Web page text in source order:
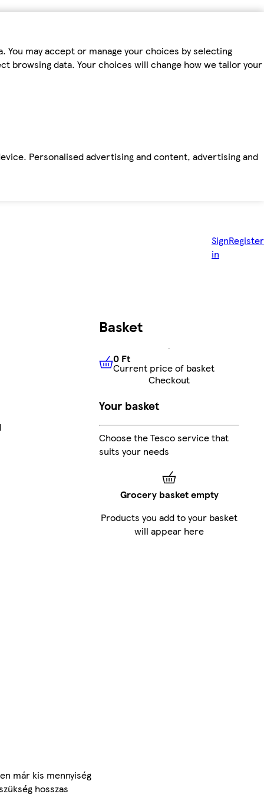
may accept or manage your choices by selecting
browsing data. Your choices will change how we tailor your
Personalised advertising and content, advertising and
Sign
in
Register
már kis mennyiség
hosszas
Basket
0 FtCurrent price of basket
0 Ft
Current price of basket
Checkout
Your basket
Choose the Tesco service that
suits your needs
Grocery basket empty
Products you add to your basket
will appear here